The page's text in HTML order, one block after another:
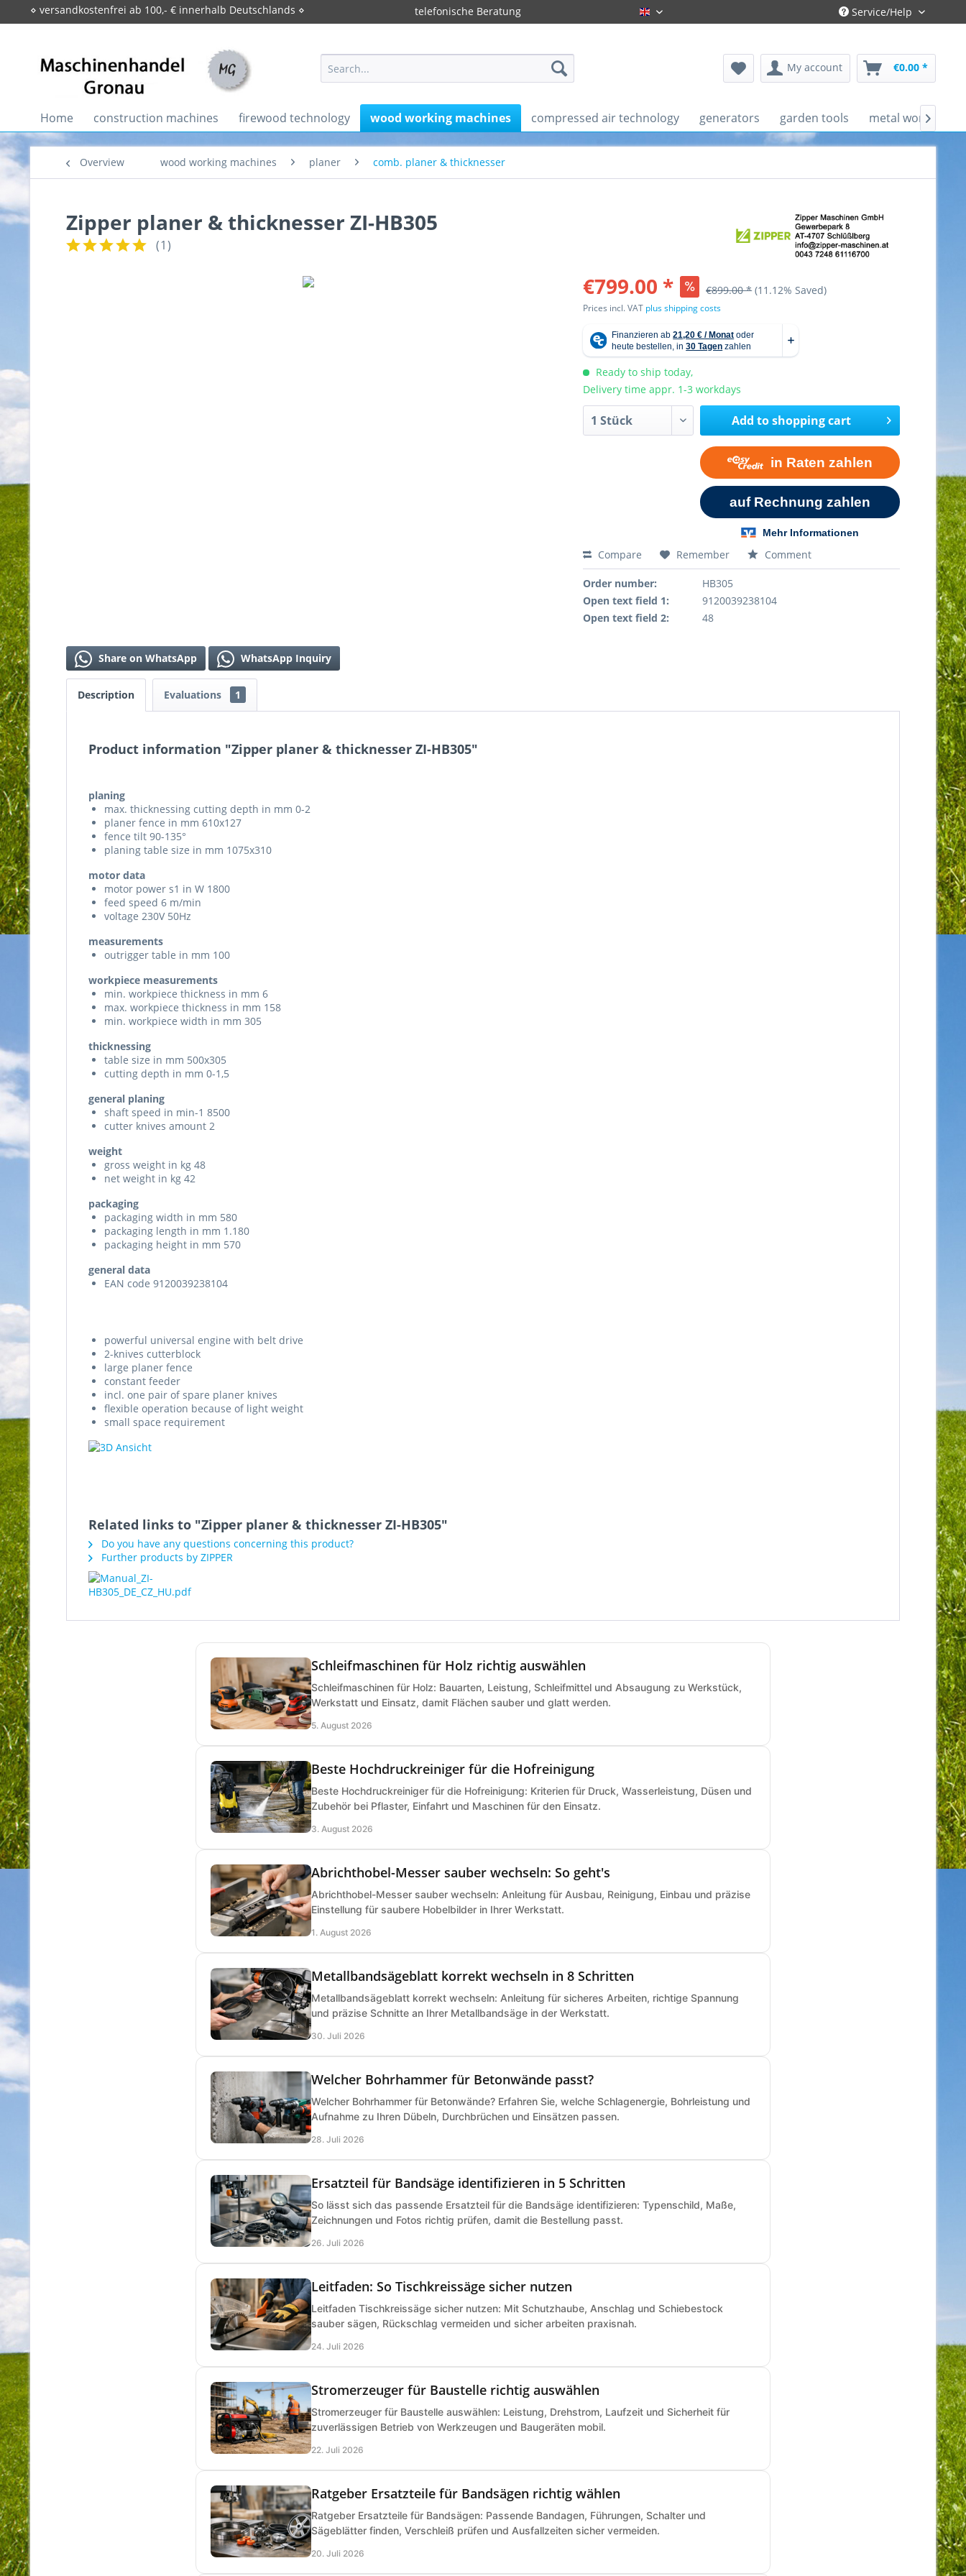
⋄ versandkostenfrei ab 100,- € innerhalb Deutschlands ⋄ telefonische Beratung Gronau-Englisch Service/Help
My account €0.00 *
Home construction machines firewood technology wood working machines compressed air technology generators garden tools metal working

Overview wood working machines planer comb. planer & thicknesser
Zipper planer & thicknesser ZI-HB305
(1)
€799.00 * €899.00 * (11.12% Saved)
Prices incl. VAT plus shipping costs
Ready to ship today,
Delivery time appr. 1-3 workdays
Add toshopping cart
Compare Remember Comment
Order number:
HB305
Open text field 1:
9120039238104
Open text field 2:
48
Share on WhatsApp WhatsApp Inquiry
Description Evaluations 1
Product information "Zipper planer & thicknesser ZI-HB305"
planing
max. thicknessing cutting depth in mm 0-2
planer fence in mm 610x127
fence tilt 90-135°
planing table size in mm 1075x310
motor data
motor power s1 in W 1800
feed speed 6 m/min
voltage 230V 50Hz
measurements
outrigger table in mm 100
workpiece measurements
min. workpiece thickness in mm 6
max. workpiece thickness in mm 158
min. workpiece width in mm 305
thicknessing
table size in mm 500x305
cutting depth in mm 0-1,5
general planing
shaft speed in min-1 8500
cutter knives amount 2
weight
gross weight in kg 48
net weight in kg 42
packaging
packaging width in mm 580
packaging length in mm 1.180
packaging height in mm 570
general data
EAN code 9120039238104
powerful universal engine with belt drive
2-knives cutterblock
large planer fence
constant feeder
incl. one pair of spare planer knives
flexible operation because of light weight
small space requirement
Related links to "Zipper planer & thicknesser ZI-HB305"
Do you have any questions concerning this product?
Further products by ZIPPER
Schleifmaschinen für Holz richtig auswählen
Schleifmaschinen für Holz: Bauarten, Leistung, Schleifmittel und Absaugung zu Werkstück,
Werkstatt und Einsatz, damit Flächen sauber und glatt werden.
5. August 2026
Beste Hochdruckreiniger für die Hofreinigung
Beste Hochdruckreiniger für die Hofreinigung: Kriterien für Druck, Wasserleistung, Düsen und
Zubehör bei Pflaster, Einfahrt und Maschinen für den Einsatz.
3. August 2026
Abrichthobel-Messer sauber wechseln: So geht's
Abrichthobel-Messer sauber wechseln: Anleitung für Ausbau, Reinigung, Einbau und präzise
Einstellung für saubere Hobelbilder in Ihrer Werkstatt.
1. August 2026
Metallbandsägeblatt korrekt wechseln in 8 Schritten
Metallbandsägeblatt korrekt wechseln: Anleitung für sicheres Arbeiten, richtige Spannung
und präzise Schnitte an Ihrer Metallbandsäge in der Werkstatt.
30. Juli 2026
Welcher Bohrhammer für Betonwände passt?
Welcher Bohrhammer für Betonwände? Erfahren Sie, welche Schlagenergie, Bohrleistung und
Aufnahme zu Ihren Dübeln, Durchbrüchen und Einsätzen passen.
28. Juli 2026
Ersatzteil für Bandsäge identifizieren in 5 Schritten
So lässt sich das passende Ersatzteil für die Bandsäge identifizieren: Typenschild, Maße,
Zeichnungen und Fotos richtig prüfen, damit die Bestellung passt.
26. Juli 2026
Leitfaden: So Tischkreissäge sicher nutzen
Leitfaden Tischkreissäge sicher nutzen: Mit Schutzhaube, Anschlag und Schiebestock
sauber sägen, Rückschlag vermeiden und sicher arbeiten praxisnah.
24. Juli 2026
Stromerzeuger für Baustelle richtig auswählen
Stromerzeuger für Baustelle auswählen: Leistung, Drehstrom, Laufzeit und Sicherheit für
zuverlässigen Betrieb von Werkzeugen und Baugeräten mobil.
22. Juli 2026
Ratgeber Ersatzteile für Bandsägen richtig wählen
Ratgeber Ersatzteile für Bandsägen: Passende Bandagen, Führungen, Schalter und
Sägeblätter finden, Verschleiß prüfen und Ausfallzeiten sicher vermeiden.
20. Juli 2026